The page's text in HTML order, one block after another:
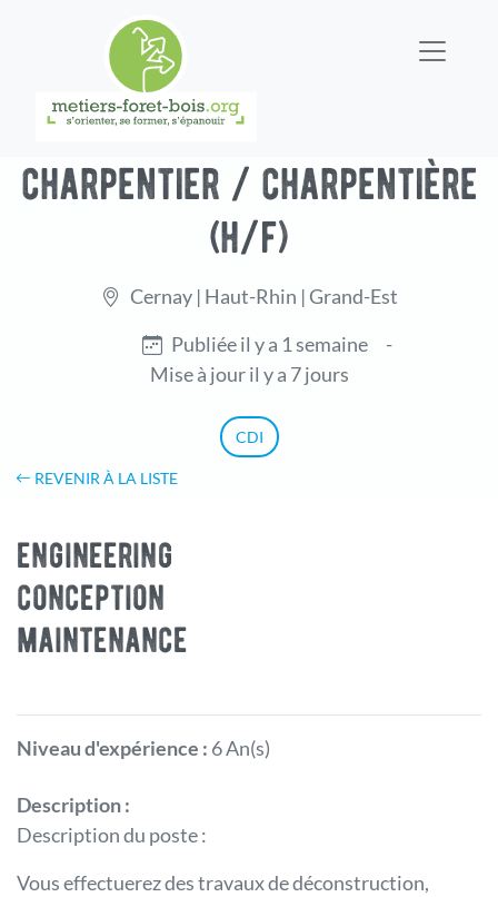
charpentier / charpentière
(h/f)
Cernay | Haut-Rhin | Grand-Est
Publiée il y a 1 semaine
-
Mise à jour il y a 7 jours
CDI
REVENIR À LA LISTE
engineering
conception
maintenance
Niveau d'expérience : 6 An(s)
Description :
Description du poste :
Vous effectuerez des travaux de déconstruction,